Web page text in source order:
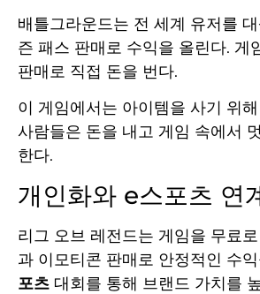
배틀그라운드는 전 세계 유저를
즌 패스 판매로 수익을 올린다. 게
판매로 직접 돈을 번다.
이 게임에서는 아이템을 사기 위
사람들은 돈을 내고 게임 속에서
한다.
개인화와 e스포츠 연
리그 오브 레전드는 게임을 무료
과 이모티콘 판매로 안정적인 수
포츠 대회를 통해 브랜드 가치를